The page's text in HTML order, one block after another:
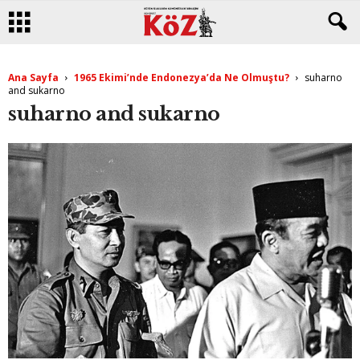
Ana Sayfa 1965 Ekimi’nde Endonezya’da Ne Olmuştu?
suharno
and sukarno
suharno and sukarno